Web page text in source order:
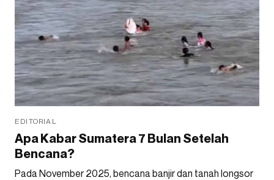
EDITORIAL
Apa Kabar Sumatera 7 Bulan Setelah
Bencana?
Pada November 2025, bencana banjir dan tanah longsor